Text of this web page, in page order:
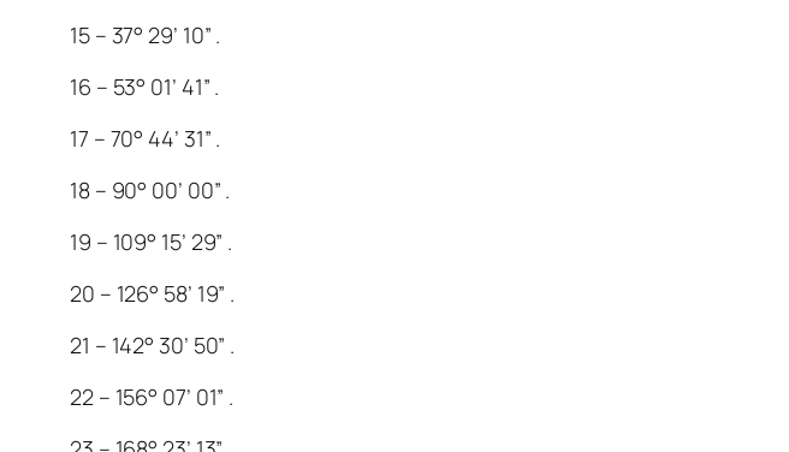
15 – 37° 29’ 10” .
16 – 53° 01’ 41” .
17 – 70° 44’ 31” .
18 – 90° 00’ 00” .
19 – 109° 15’ 29” .
20 – 126° 58’ 19” .
21 – 142° 30’ 50” .
22 – 156° 07’ 01” .